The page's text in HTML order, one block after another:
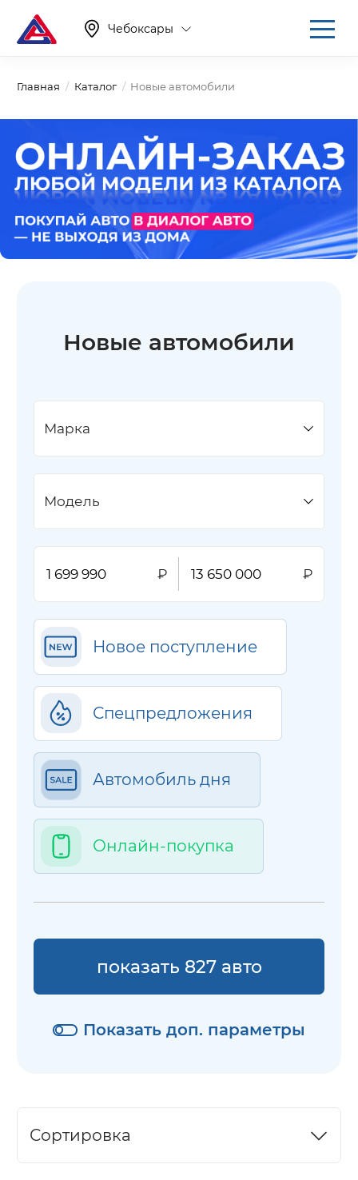
Чебоксары
Главная Каталог Новые автомобили
Новые автомобили
Марка
Модель
Новое поступление
Спецпредложения
Автомобиль дня
Онлайн-покупка
Показать доп. параметры
показать 827 авто
Сортировка